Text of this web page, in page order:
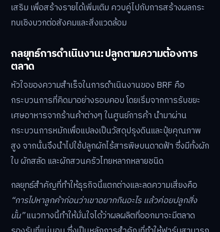
เสริม เพื่อสร้างรายได้เพิ่มเติม ควบคู่ไปกับการสร้างผลกระ
ทบเชิงบวกต่อสังคมและสิ่งแวดล้อม
กลยุทธ์การดำเนินงาน: ปลูกตามความต้องการ
ตลาด
หัวใจของความสำเร็จในการดำเนินงานของ BRF คือ
กระบวนการที่คิดมาอย่างรอบคอบ โดยเริ่มจากการรับขยะ
เศษอาหารจากร้านค้าต่างๆ ในศูนย์การค้า นำมาผ่าน
กระบวนการหมักเพื่อแปลงเป็นวัสดุปรุงดินและปุ๋ยคุณภาพ
สูง จากนั้นจึงนำไปใช้ปลูกผักไร้สารพิษบนดาดฟ้า ซึ่งมีทั้งผัก
ใบ ผักสลัด และผักสวนครัวไทยหลากหลายชนิด
กลยุทธ์สำคัญที่ทำให้ธุรกิจนี้แตกต่างและลดความเสี่ยงคือ
“การไปหาลูกค้าก่อนว่าเขาอยากกินอะไร แล้วค่อยปลูกสิ่ง
นั้น”แนวทางนี้ทำให้มั่นใจได้ว่าผลผลิตที่ออกมาจะมีตลาด